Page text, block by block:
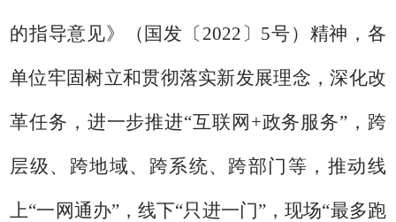
的指导意见》 （国发 〔 2022 〕 5号）精神，各
单位牢固树立和贯彻落实新发展理念，深化改
革任务，进一步推进“互联网+政务服务”，跨
层级、跨地域、跨系统、跨部门等，推动线
上“一网通办”，线下“只进一门”，现场“最多跑